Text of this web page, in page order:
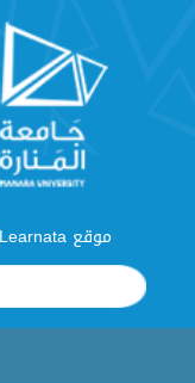
موقع Learnata